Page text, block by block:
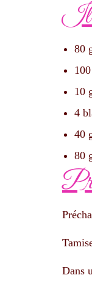
Il
80
10
4
40
80
Dans